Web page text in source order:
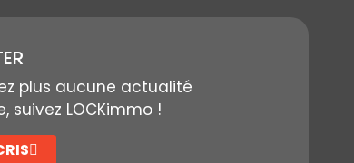
plus aucune actualité
suivez LOCKimmo !